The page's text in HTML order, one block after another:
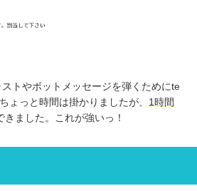
トやボットメッセージを弾くためにte
ょっと時間は掛かりましたが、 1時間
ました。これが強いっ！